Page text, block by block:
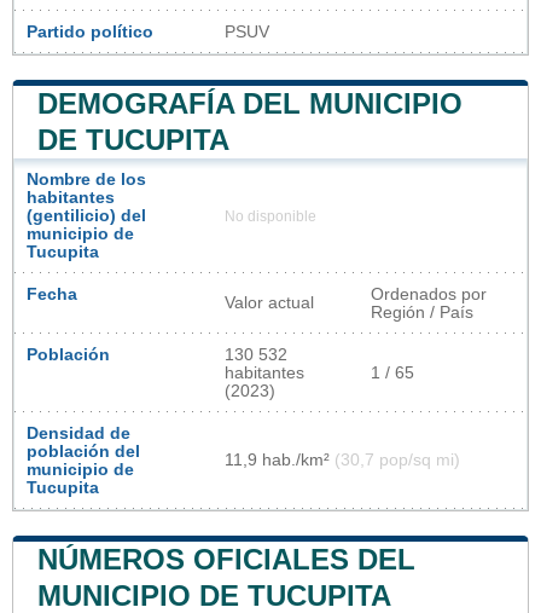
Partido político PSUV
DEMOGRAFÍA DEL MUNICIPIO
DE TUCUPITA
Nombre de los
habitantes
(gentilicio) del
municipio de
Tucupita
No disponible
Fecha Valor actual
Ordenados por
Región / País
Población
130 532
habitantes
(2023)
1 / 65
Densidad de
población del
municipio de
Tucupita
11,9 hab./km² (30,7 pop/sq mi)
NÚMEROS OFICIALES DEL
MUNICIPIO DE TUCUPITA